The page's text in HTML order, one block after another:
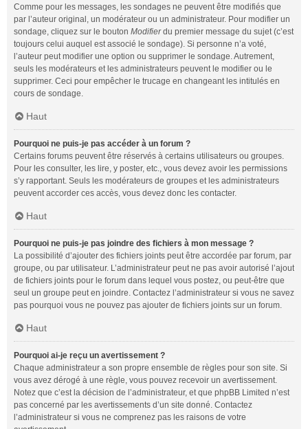
Comme pour les messages, les sondages ne peuvent être modifiés que
par l’auteur original, un modérateur ou un administrateur. Pour modifier un
sondage, cliquez sur le bouton Modifierdu premier message du sujet (c’est
toujours celui auquel est associé le sondage). Si personne n’a voté,
l’auteur peut modifier une option ou supprimer le sondage. Autrement,
seuls les modérateurs et les administrateurs peuvent le modifier ou le
supprimer. Ceci pour empêcher le trucage en changeant les intitulés en
cours de sondage.
Haut
Pourquoi ne puis-je pas accéder à un forum ?
Certains forums peuvent être réservés à certains utilisateurs ou groupes.
Pour les consulter, les lire, y poster, etc., vous devez avoir les permissions
s’y rapportant. Seuls les modérateurs de groupes et les administrateurs
peuvent accorder ces accès, vous devez donc les contacter.
Haut
Pourquoi ne puis-je pas joindre des fichiers à mon message ?
La possibilité d’ajouter des fichiers joints peut être accordée par forum, par
groupe, ou par utilisateur. L’administrateur peut ne pas avoir autorisé l’ajout
de fichiers joints pour le forum dans lequel vous postez, ou peut-être que
seul un groupe peut en joindre. Contactez l’administrateur si vous ne savez
pas pourquoi vous ne pouvez pas ajouter de fichiers joints sur un forum.
Haut
Pourquoi ai-je reçu un avertissement ?
Chaque administrateur a son propre ensemble de règles pour son site. Si
vous avez dérogé à une règle, vous pouvez recevoir un avertissement.
Notez que c’est la décision de l’administrateur, et que phpBB Limited n’est
pas concerné par les avertissements d’un site donné. Contactez
l’administrateur si vous ne comprenez pas les raisons de votre